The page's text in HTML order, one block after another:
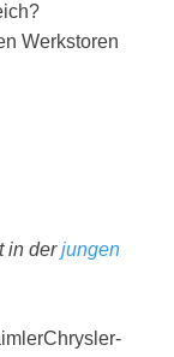
Werkstoren
in derjungen